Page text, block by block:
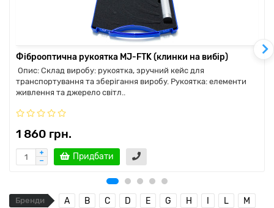
Фіброоптична рукоятка MJ-FTK (клинки на вибір)
Опис: Склад виробу: рукоятка, зручний кейс для
транспортування та зберігання виробу. Рукоятка: елементи
живлення та джерело світл..
1 860 грн.
Придбати
Бренди A B C D E G H I L
M